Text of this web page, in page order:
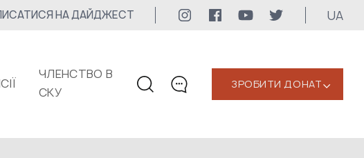
НА ДАЙДЖЕСТ UA
ЧЛЕНСТВО В
СКУ
КОНТАКТИ
ЗРОБИТИ ДОНАТ‹